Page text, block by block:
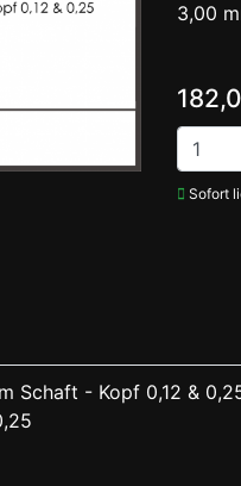
3,00
Sofort
Schaft - Kopf 0,12 &